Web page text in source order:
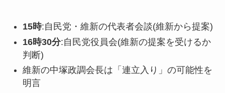
15時:自民党・維新の代表者会談(維新から提案)
16時30分:自民党役員会(維新の提案を受けるか
判断)
維新の中塚政調会長は「連立入り」の可能性を
明言